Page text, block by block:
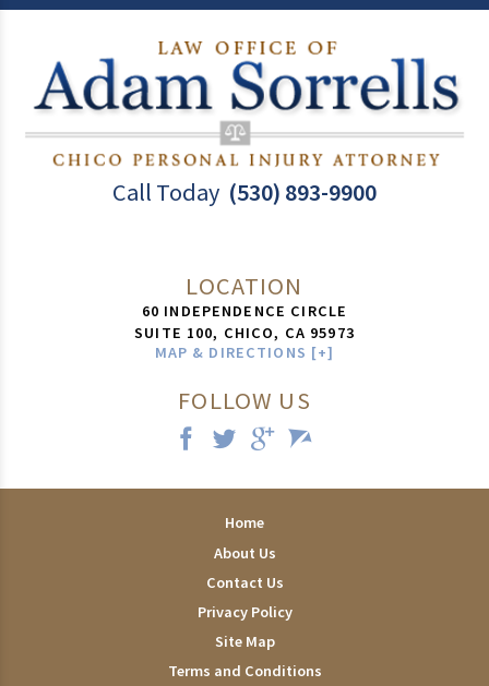
LOCATION
60 INDEPENDENCE CIRCLE
SUITE 100, CHICO, CA 95973
MAP & DIRECTIONS [+]
Call Today (530) 893-9900
FOLLOW US
Home
About Us
Contact Us
Privacy Policy
Site Map
Terms and Conditions